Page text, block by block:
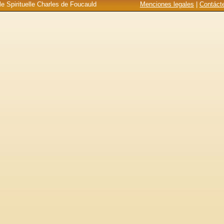
Menciones legales
Spirituelle Charles de Foucauld